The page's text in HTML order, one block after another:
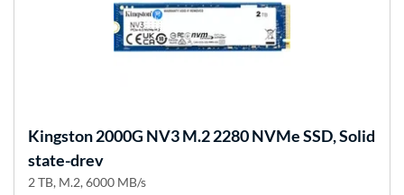
Kingston2000G NV3 M.2 2280 NVMe SSD, Solid
state-drev
2 TB, M.2, 6000 MB/s